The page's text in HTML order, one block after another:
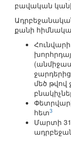
բավական
քանի
Հունվարի
մեծ
հետ3
Մարտի